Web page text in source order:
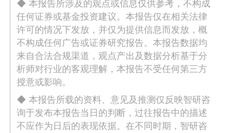
◆ 本报告所涉及的观点或信息仅供参考，不构成
任何证券或基金投资建议。本报告仅在相关法律
许可的情况下发放，并仅为提供信息而发放，概
不构成任何广告或证券研究报告。本报告数据均
来自合法合规渠道，观点产出及数据分析基于分
析师对行业的客观理解，本报告不受任何第三方
授意或影响。
◆ 本报告所载的资料、意见及推测仅反映智研咨
询于发布本报告当日的判断，过往报告中的描述
不应作为日后的表现依据。在不同时期，智研咨